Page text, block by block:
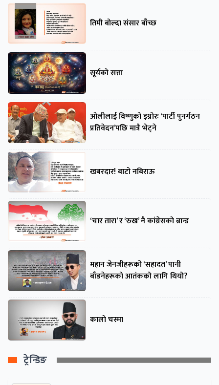
तिमी बोल्दा संसार बाँच्छ
सूर्यको सत्ता
ओलीलाई विष्णुको इग्नोरः ‘पार्टी पुनर्गठन
प्रतिवेदन’पछि मात्रै भेट्ने
खबरदार! बाटो नबिराऊ
‘चार तारा’ र ‘रुख’ नै कांग्रेसको ब्रान्ड
महान जेनजीहरूको ‘सहादत’ पानी
बाँडनेहरूको आतंकको लागि थियो?
कालो चस्मा
ट्रेन्डिङ